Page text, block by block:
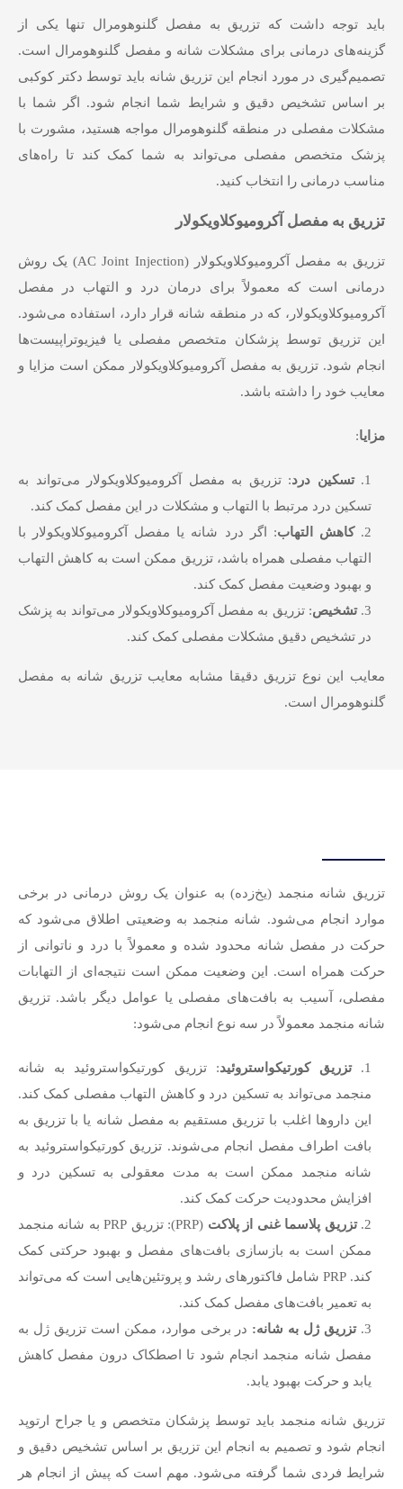
باید توجه داشت که تزریق به مفصل گلنوهومرال تنها یکی از
گزینه‌های درمانی برای مشکلات شانه و مفصل گلنوهومرال است.
تصمیم‌گیری در مورد انجام این تزریق شانه باید توسط دکتر کوکبی
بر اساس تشخیص دقیق و شرایط شما انجام شود. اگر شما با
مشکلات مفصلی در منطقه گلنوهومرال مواجه هستید، مشورت با
پزشک متخصص مفصلی می‌تواند به شما کمک کند تا راه‌های
مناسب درمانی را انتخاب کنید.
تزریق به مفصل آکرومیوکلاویکولار
تزریق به مفصل آکرومیوکلاویکولار (AC Joint Injection) یک روش
درمانی است که معمولاً برای درمان درد و التهاب در مفصل
آکرومیوکلاویکولار، که در منطقه شانه قرار دارد، استفاده می‌شود.
این تزریق توسط پزشکان متخصص مفصلی یا فیزیوتراپیست‌ها
انجام شود. تزریق به مفصل آکرومیوکلاویکولار ممکن است مزایا و
معایب خود را داشته باشد.
مزایا:
تسکین درد: تزریق به مفصل آکرومیوکلاویکولار می‌تواند به
تسکین درد مرتبط با التهاب و مشکلات در این مفصل کمک کند.
کاهش التهاب: اگر درد شانه یا مفصل آکرومیوکلاویکولار با
التهاب مفصلی همراه باشد، تزریق ممکن است به کاهش التهاب
و بهبود وضعیت مفصل کمک کند.
تشخیص: تزریق به مفصل آکرومیوکلاویکولار می‌تواند به پزشک
در تشخیص دقیق مشکلات مفصلی کمک کند.
معایب این نوع تزریق دقیقا مشابه معایب تزریق شانه به مفصل
گلنوهومرال است.
تزریق شانه منجمد (یخ‌زده) به عنوان یک روش درمانی در برخی
موارد انجام می‌شود. شانه منجمد به وضعیتی اطلاق می‌شود که
حرکت در مفصل شانه محدود شده و معمولاً با درد و ناتوانی از
حرکت همراه است. این وضعیت ممکن است نتیجه‌ای از التهابات
مفصلی، آسیب به بافت‌های مفصلی یا عوامل دیگر باشد. تزریق
شانه منجمد معمولاً در سه نوع انجام می‌شود:
تزریق کورتیکواستروئید: تزریق کورتیکواستروئید به شانه
منجمد می‌تواند به تسکین درد و کاهش التهاب مفصلی کمک کند.
این داروها اغلب با تزریق مستقیم به مفصل شانه یا با تزریق به
بافت اطراف مفصل انجام می‌شوند. تزریق کورتیکواستروئید به
شانه منجمد ممکن است به مدت معقولی به تسکین درد و
افزایش محدودیت حرکت کمک کند.
تزریق پلاسما غنی از پلاکت
(PRP): تزریق PRP به شانه منجمد
ممکن است به بازسازی بافت‌های مفصل و بهبود حرکتی کمک
کند. PRP شامل فاکتورهای رشد و پروتئین‌هایی است که می‌تواند
به تعمیر بافت‌های مفصل کمک کند.
تزریق ژل به شانه:در برخی موارد، ممکن است تزریق ژل به
مفصل شانه منجمد انجام شود تا اصطکاک درون مفصل کاهش
یابد و حرکت بهبود یابد.
تزریق شانه منجمد باید توسط پزشکان متخصص و یا جراح ارتوپد
انجام شود و تصمیم به انجام این تزریق بر اساس تشخیص دقیق و
شرایط فردی شما گرفته می‌شود. مهم است که پیش از انجام هر